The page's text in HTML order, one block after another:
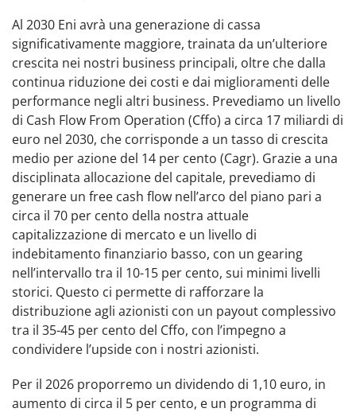
Al 2030 Eni avrà una generazione di cassa
significativamente maggiore, trainata da un’ulteriore
crescita nei nostri business principali, oltre che dalla
continua riduzione dei costi e dai miglioramenti delle
performance negli altri business. Prevediamo un livello
di Cash Flow From Operation (Cffo) a circa 17 miliardi di
euro nel 2030, che corrisponde a un tasso di crescita
medio per azione del 14 per cento (Cagr). Grazie a una
disciplinata allocazione del capitale, prevediamo di
generare un free cash flow nell’arco del piano pari a
circa il 70 per cento della nostra attuale
capitalizzazione di mercato e un livello di
indebitamento finanziario basso, con un gearing
nell’intervallo tra il 10-15 per cento, sui minimi livelli
storici. Questo ci permette di rafforzare la
distribuzione agli azionisti con un payout complessivo
tra il 35-45 per cento del Cffo, con l’impegno a
condividere l’upside con i nostri azionisti.
Per il 2026 proporremo un dividendo di 1,10 euro, in
aumento di circa il 5 per cento, e un programma di